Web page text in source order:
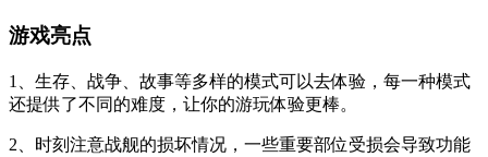
游戏亮点
1、生存、战争、故事等多样的模式可以去体验，每一种模式
还提供了不同的难度，让你的游玩体验更棒。
2、时刻注意战舰的损坏情况，一些重要部位受损会导致功能